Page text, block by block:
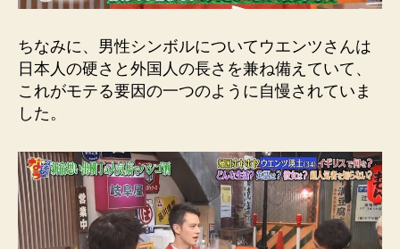
ちなみに、男性シンボルについてウエンツさんは
日本人の硬さと外国人の長さを兼ね備えていて、
これがモテる要因の一つのように自慢されていま
した。